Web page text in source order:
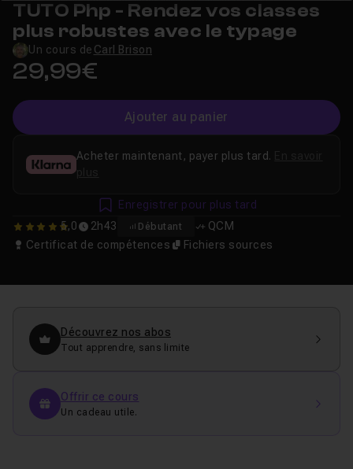
TUTO Php - Rendez vos classes
plus robustes avec le typage
Un cours de Carl Brison
29,99€
Ajouter au panier
5 5,0 2h43 Débutant
QCM
Certificat de compétences
Fichiers sources
Acheter maintenant, payer plus tard.
plus
Enregistrer pour plus tard
Découvrez nos abos
Tout apprendre, sans limite
Offrir ce cours
Un cadeau utile.